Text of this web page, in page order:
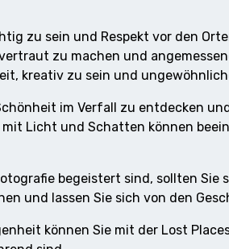
zu sein und Respekt vor den
zu machen und
kreativ zu sein und
im Verfall zu entdecken
Licht und Schatten können
begeistert sind, sollten
und lassen Sie sich von den
können Sie mit der Lost